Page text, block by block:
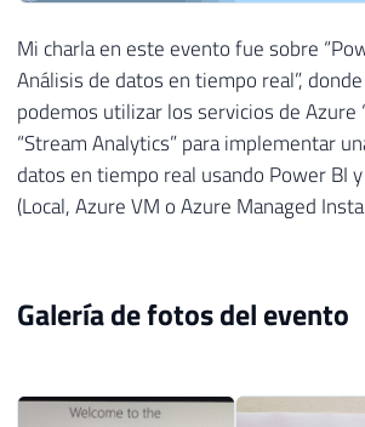
Mi charla en este evento fue sobre
Análisis de datos en tiempo real”,
podemos utilizar los servicios de Azure
“Stream Analytics” para implementar
datos en tiempo real usando Power BI
(Local, Azure VM o Azure Managed
Galería de fotos del evento